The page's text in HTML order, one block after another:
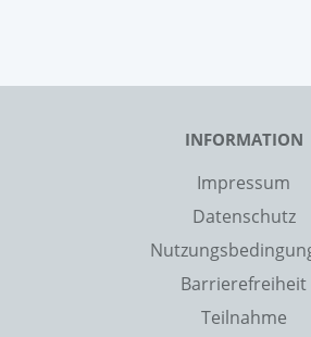
INFORMATION
Impressum
Datenschutz
Barrierefreiheit
Teilnahme